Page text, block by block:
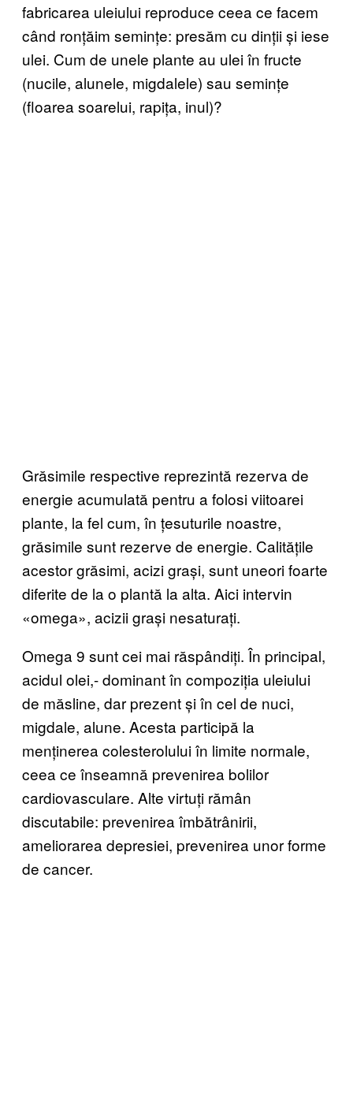
fabricarea uleiului reproduce ceea ce facem
când ronțăim semințe: presăm cu dinții și iese
ulei. Cum de unele plante au ulei în fructe
(nucile, alunele, migdalele) sau semințe
(floarea soarelui, rapița, inul)?
Grăsimile respective reprezintă rezerva de
energie acumulată pentru a folosi viitoarei
plante, la fel cum, în țesuturile noastre,
grăsimile sunt rezerve de energie. Calitățile
acestor grăsimi, acizi grași, sunt uneori foarte
diferite de la o plantă la alta. Aici intervin
«omega», acizii grași nesaturați.
Omega 9 sunt cei mai răspândiți. În principal,
acidul olei,- dominant în compoziția uleiului
de măsline, dar prezent și în cel de nuci,
migdale, alune. Acesta participă la
menținerea colesterolului în limite normale,
ceea ce înseamnă prevenirea bolilor
cardiovasculare. Alte virtuți rămân
discutabile: prevenirea îmbătrânirii,
ameliorarea depresiei, prevenirea unor forme
de cancer.